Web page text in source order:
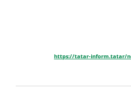
https://tatar-inform.tatar/